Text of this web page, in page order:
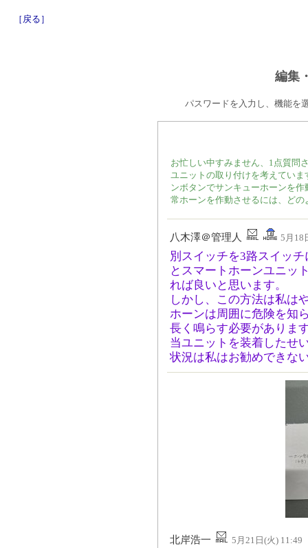
［戻る］
編集
パスワードを入力し、機能を
お忙しい中すみません、1点質問
ユニットの取り付けを考えてい
ンボタンでサンキューホーンを
常ホーンを作動させるには、ど
八木澤＠管理人 5月18
別スイッチを3路スイッ
とスマートホーンユニッ
れば良いと思います。
しかし、この方法は私は
ホーンは周囲に危険を知
長く鳴らす必要がありま
当ユニットを装着したせ
状況は私はお勧めできな
北岸浩一 5月21日(火) 11:49